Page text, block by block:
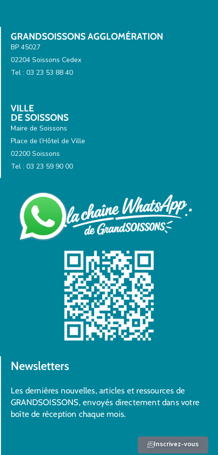
GRANDSOISSONS AGGLOMÉRATION
BP 45027
02204 Soissons Cedex
Tel : 03 23 53 88 40
VILLE
DE SOISSONS
Maire de Soissons
Place de l’Hôtel de Ville
02200 Soissons
Tel : 03 23 59 90 00
Newsletters
Les dernières nouvelles, articles et ressources de
GRANDSOISSONS, envoyés directement dans votre
boîte de réception chaque mois.
Inscrivez-vous